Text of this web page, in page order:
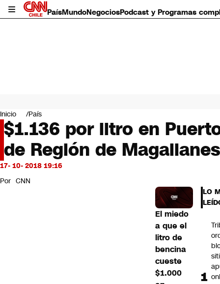
PaísMundoNegociosPodcast y Programas
Mundo
Negocios
Deportes
Programas completos
Cultura
Servicios
Bits
CNN Data
Inicio País
$1.136 por litro en
de Región de Magallanes
17- 10- 2018 19:16
Por CNN
El miedo
a que el
litro de
bencina
cueste
$1.000
LO